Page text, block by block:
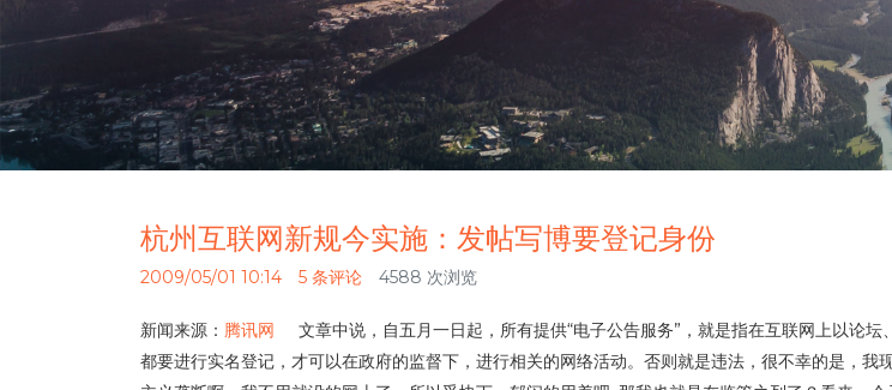
杭州互联网新规今实施：发帖写博要登记身份
2009/05/01 10:14 5 条评论 4588 次浏览
新闻来源： 腾讯网 文章中说，自五月一日起，所有提供“电子公告服务”，就是指在互联网上以论
都要进行实名登记，才可以在政府的监督下，进行相关的网络活动。否则就是违法，很不幸的是，